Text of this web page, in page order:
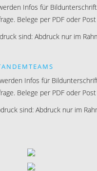
Infos für
Belege per PDF oder
sind: Abdruck nur im
Infos für
Belege per PDF oder
sind: Abdruck nur im